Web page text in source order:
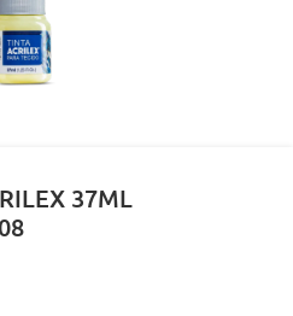
37ML